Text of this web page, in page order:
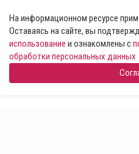
На информационном ресурсе
Оставаясь на сайте, вы
использование и ознакомлены с
обработки персональных данных